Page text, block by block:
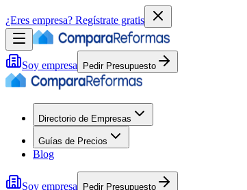
¿Eres empresa? Regístrate gratis
Soy empresa Pedir Presupuesto
Directorio de Empresas
Guías de Precios
Blog
Soy empresa Pedir Presupuesto